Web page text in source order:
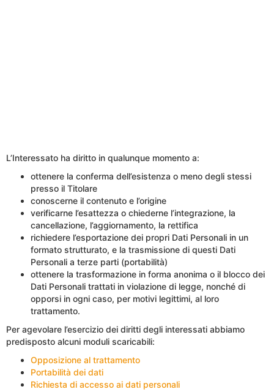
L’Interessato ha diritto in qualunque momento a:
ottenere la conferma dell’esistenza o meno degli stessi
presso il Titolare
conoscerne il contenuto e l’origine
verificarne l’esattezza o chiederne l’integrazione, la
cancellazione, l’aggiornamento, la rettifica
richiedere l’esportazione dei propri Dati Personali in un
formato strutturato, e la trasmissione di questi Dati
Personali a terze parti (portabilità)
ottenere la trasformazione in forma anonima o il blocco dei
Dati Personali trattati in violazione di legge, nonché di
opporsi in ogni caso, per motivi legittimi, al loro
trattamento.
Per agevolare l’esercizio dei diritti degli interessati abbiamo
predisposto alcuni moduli scaricabili:
Opposizione al trattamento
Portabilità dei dati
Richiesta di accesso ai dati personali